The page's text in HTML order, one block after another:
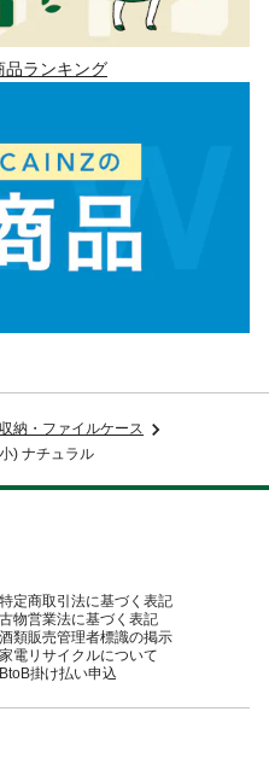
品ランキング
納・ファイルケース
) ナチュラル
特定商取引法に基づく表記
古物営業法に基づく表記
酒類販売管理者標識の掲示
家電リサイクルについて
BtoB掛け払い申込